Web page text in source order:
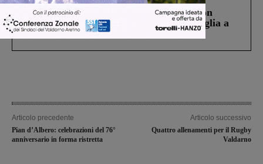
Scomparso da una struttura di Castiglion
Fiorentino l’uomo che aveva ucciso la figlia a
Levane nel 2020
Articolo precedente
Pian d’Albero: celebrazioni del 76°
anniversario in forma ristretta
Articolo successivo
Quattro allenamenti per il Rugby
Valdarno